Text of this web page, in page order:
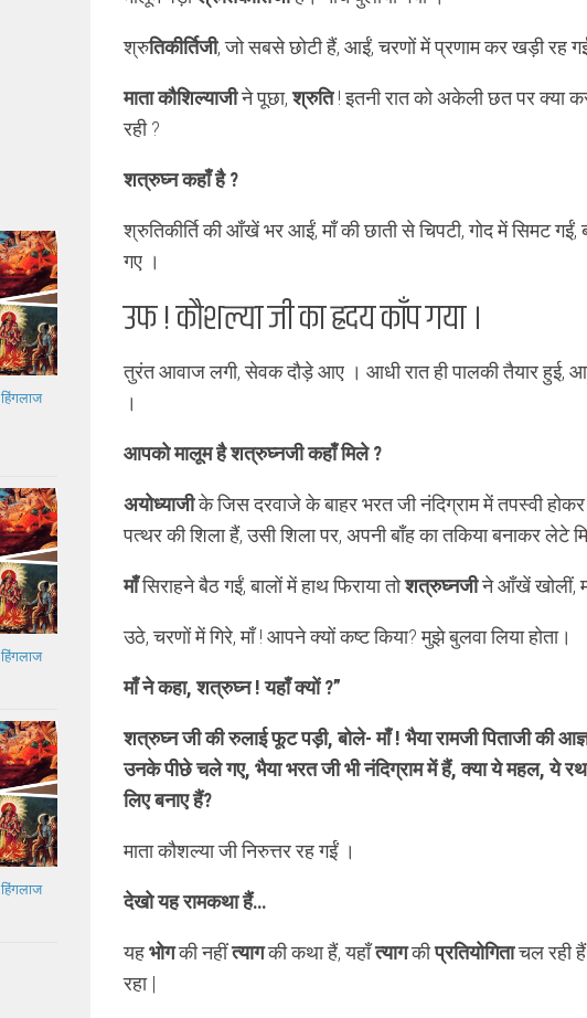
श्रुतिकीर्तिजी, जो सबसे छोटी हैं, आईं, चरणों में प्रणाम कर खड़ी रह
माता कौशिल्याजीने पूछा,श्रुति! इतनी रात को अकेली छत पर क्या कर
रही ?
शत्रुघ्न कहाँ है ?
श्रुतिकीर्ति की आँखें भर आईं, माँ की छाती से चिपटी, गोद में सिमट गईं,
गए ।
उफ ! कौशल्या जी का ह्रदय काँप गया ।
तुरंत आवाज लगी, सेवक दौड़े आए । आधी रात ही पालकी तैयार हुई,
।
आपको मालूम है शत्रुघ्नजी कहाँ मिले ?
अयोध्याजीके जिस दरवाजे के बाहर भरत जी नंदिग्राम में तपस्वी
पत्थर की शिला हैं, उसी शिला पर, अपनी बाँह का तकिया बनाकर लेटे
माँसिराहने बैठ गईं, बालों में हाथ फिराया तोशत्रुघ्नजीने आँखें खोलीं,
उठे, चरणों में गिरे, माँ ! आपने क्यों कष्ट किया? मुझे बुलवा लिया होता।
माँ ने कहा, शत्रुघ्न ! यहाँ क्यों ?”
शत्रुघ्न जी की रुलाई फूट पड़ी, बोले- माँ ! भैया रामजी पिताजी की
उनके पीछे चले गए, भैया भरत जी भी नंदिग्राम में हैं, क्या ये महल, ये
लिए बनाए हैं?
माता कौशल्या जी निरुत्तर रह गईं ।
देखो यह रामकथा हैं…
यहभोगकी नहींत्यागकी कथा हैं, यहाँत्यागकीप्रतियोगिताचल रही
रहा |
हिंगलाज
हिंगलाज
हिंगलाज